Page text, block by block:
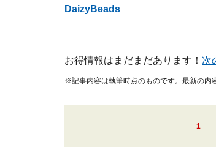
DaizyBeads
お得情報はまだまだあります！ 次
※記事内容は執筆時点のものです。最新の内
1